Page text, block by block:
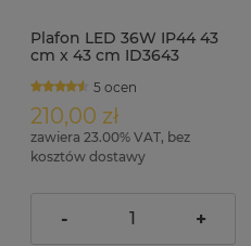
Plafon LED 36W IP44 43
cm x 43 cm ID3643
5 ocen
210,00 zł
zawiera 23.00% VAT, bez
kosztów dostawy
- +